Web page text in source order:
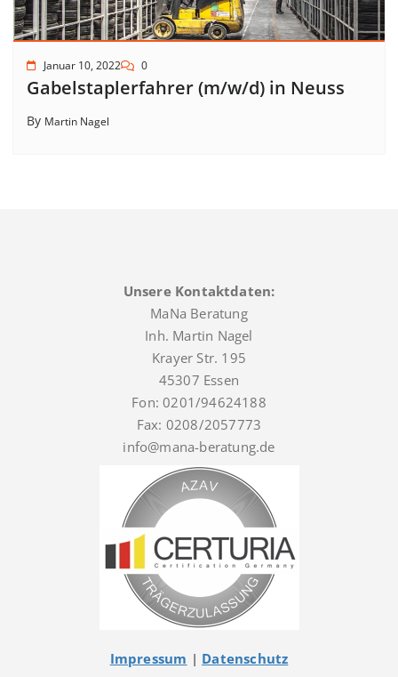
Januar 10, 2022 0
Gabelstaplerfahrer (m/w/d) in Neuss
By Martin Nagel
Unsere Kontaktdaten:
MaNa Beratung
Inh. Martin Nagel
Krayer Str. 195
45307 Essen
Fon: 0201/94624188
Fax: 0208/2057773
info@mana-beratung.de
Impressum | Datenschutz